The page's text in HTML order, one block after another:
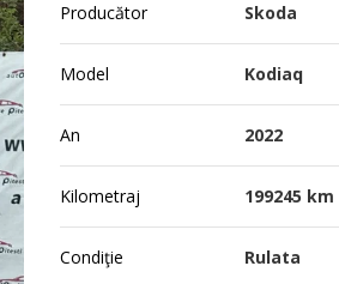
Producător Skoda
Model Kodiaq
An 2022
Kilometraj 199245 km
Condiţie Rulata